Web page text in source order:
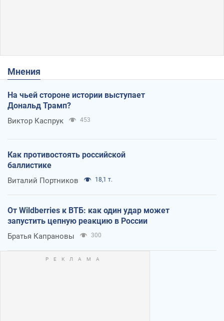
Мнения
На чьей стороне истории выступает
Дональд Трамп?
Виктор Каспрук 453
Как противостоять российской
баллистике
Виталий Портников 18,1 т.
От Wildberries к ВТБ: как один удар может
запустить цепную реакцию в России
Братья Капрановы 300